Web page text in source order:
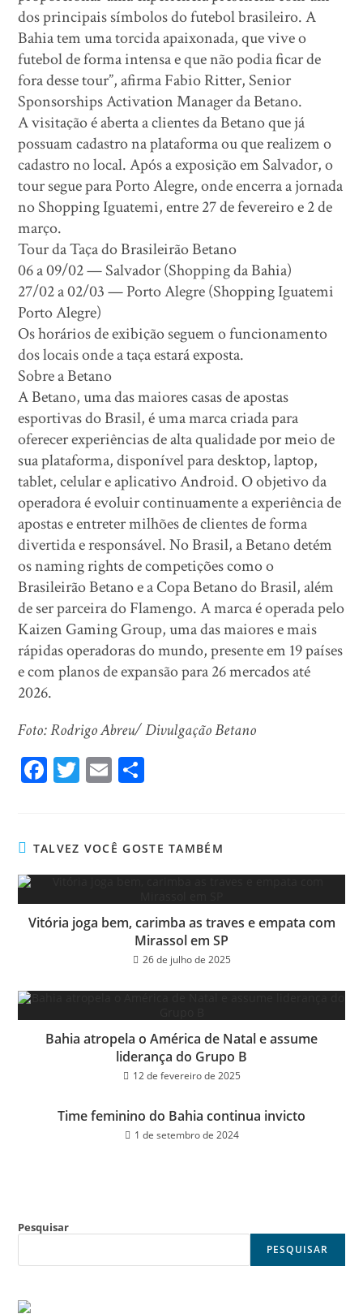
dos principais símbolos do futebol brasileiro. A
Bahia tem uma torcida apaixonada, que vive o
futebol de forma intensa e que não podia ficar de
fora desse tour”, afirma Fabio Ritter, Senior
Sponsorships Activation Manager da Betano.
A visitação é aberta a clientes da Betano que já
possuam cadastro na plataforma ou que realizem o
cadastro no local. Após a exposição em Salvador, o
tour segue para Porto Alegre, onde encerra a jornada
no Shopping Iguatemi, entre 27 de fevereiro e 2 de
março.
Tour da Taça do Brasileirão Betano
06 a 09/02 — Salvador (Shopping da Bahia)
27/02 a 02/03 — Porto Alegre (Shopping Iguatemi
Porto Alegre)
Os horários de exibição seguem o funcionamento
dos locais onde a taça estará exposta.
Sobre a Betano
A Betano, uma das maiores casas de apostas
esportivas do Brasil, é uma marca criada para
oferecer experiências de alta qualidade por meio de
sua plataforma, disponível para desktop, laptop,
tablet, celular e aplicativo Android. O objetivo da
operadora é evoluir continuamente a experiência de
apostas e entreter milhões de clientes de forma
divertida e responsável. No Brasil, a Betano detém
os naming rights de competições como o
Brasileirão Betano e a Copa Betano do Brasil, além
de ser parceira do Flamengo. A marca é operada pelo
Kaizen Gaming Group, uma das maiores e mais
rápidas operadoras do mundo, presente em 19 países
e com planos de expansão para 26 mercados até
2026.
Foto: Rodrigo Abreu/ Divulgação Betano
Fa
ok
T
er
E
TALVEZ VOCÊ GOSTE TAMBÉM
Vitória joga bem, carimba as traves e empata com
Mirassol em SP
26 de julho de 2025
Bahia atropela o América de Natal e assume
liderança do Grupo B
12 de fevereiro de 2025
Time feminino do Bahia continua invicto
1 de setembro de 2024
Pesquisar
PESQUISAR